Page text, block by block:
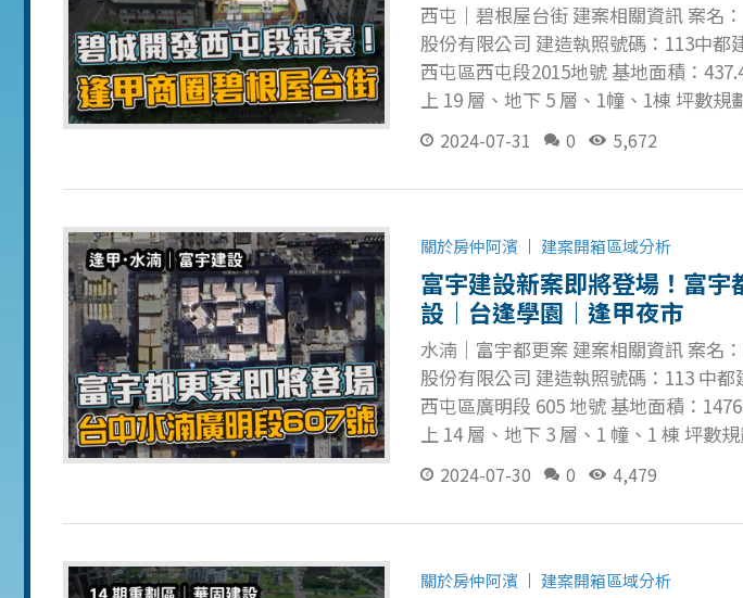
西屯｜碧根屋台街 建案相關資訊 案名
股份有限公司 建造執照號碼：113中都
西屯區西屯段2015地號 基地面積：
上 19 層、地下 5 層、1幢、1棟 坪數規
劃：B4-5 機械車位，汽車 167 輛、機
花板、崁燈、冷氣、熱水器 標配－
統、德國木地板+隔音墊、浴室免治馬
第二之一種商業區 碧根屋台街空拍 以
12 樓層視角
2024-07-31 0 5,672
關於房仲阿濱 建案開箱區域分析
富宇建設新案即將登場！富
設｜台逢學園｜逢甲夜市
水湳｜富宇都更案 建案相關資訊 案名
股份有限公司 建造執照號碼：113 中
西屯區廣明段 605 地號 基地面積：
上 14 層、地下 3 層、1 幢、1 棟 坪數
公布 ) 公設比：( 尚未公布 ) 建蔽率：
完工：( 尚未公布 ) 土地使用分區：第
拍圖為 60 米高度，約大樓 10 - 12 樓
社群一起討論！
2024-07-30 0 4,479
關於房仲阿濱 建案開箱區域分析